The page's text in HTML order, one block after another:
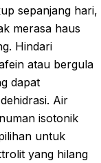
sepanjang hari,
merasa haus
Hindari
atau bergula
dapat
Air
isotonik
untuk
yang hilang